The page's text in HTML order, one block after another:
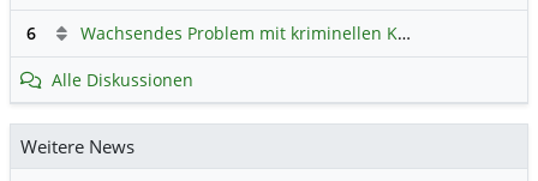
6 Wachsendes Problem mit kriminellen Kunden im Online-Handel
Alle Diskussionen
Weitere News